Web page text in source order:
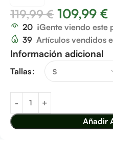
119,99€ 109,99 €
20 ¡Gente viendo
39 Artículos vendidos
Información adicional
Tallas
Añadir